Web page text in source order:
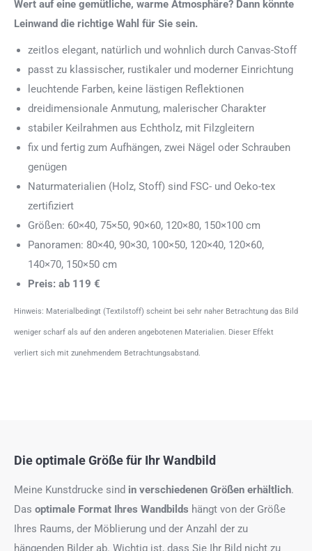
Wert auf eine gemütliche, warme Atmosphäre? Dann könnte
Leinwand die richtige Wahl für Sie sein.
zeitlos elegant, natürlich und wohnlich durch Canvas-Stoff
passt zu klassischer, rustikaler und moderner Einrichtung
leuchtende Farben, keine lästigen Reflektionen
dreidimensionale Anmutung, malerischer Charakter
stabiler Keilrahmen aus Echtholz, mit Filzgleitern
fix und fertig zum Aufhängen, zwei Nägel oder Schrauben
genügen
Naturmaterialien (Holz, Stoff) sind FSC- und Oeko-tex
zertifiziert
Größen: 60×40, 75×50, 90×60, 120×80, 150×100 cm
Panoramen: 80×40, 90×30, 100×50, 120×40, 120×60,
140×70, 150×50 cm
Preis: ab 119 €
Hinweis: Materialbedingt (Textilstoff) scheint bei sehr naher Betrachtung das Bild
weniger scharf als auf den anderen angebotenen Materialien. Dieser Effekt
verliert sich mit zunehmendem Betrachtungsabstand.
Die optimale Größe für Ihr Wandbild
Meine Kunstdrucke sind in verschiedenen Größen erhältlich.
Das optimale Format Ihres Wandbilds hängt von der Größe
Ihres Raums, der Möblierung und der Anzahl der zu
hängenden Bilder ab. Wichtig ist, dass Sie Ihr Bild nicht zu